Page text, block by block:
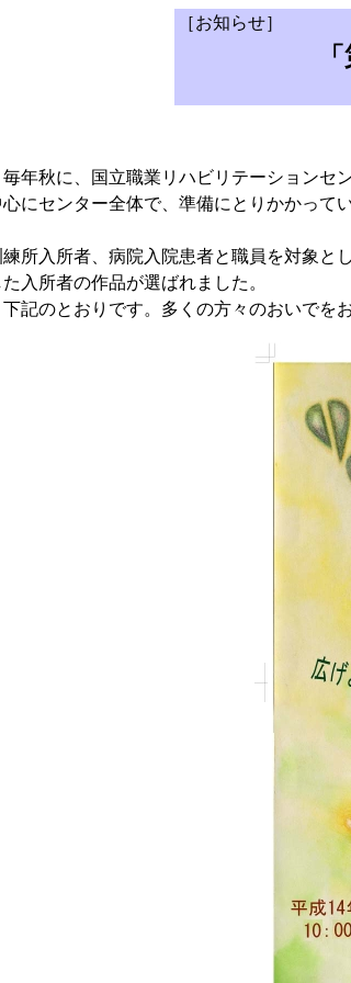
［お知らせ］
年秋に、国立職業リハビリテーションセ
にセンター全体で、準備にとりかかって
所入所者、病院入院患者と職員を対象と
入所者の作品が選ばれました。
記のとおりです。多くの方々のおいでを